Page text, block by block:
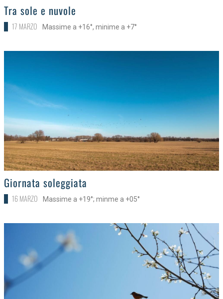
>
Tra sole e nuvole
17 MARZO Massime a +16°, minime a +7°
>
Giornata soleggiata
16 MARZO Massime a +19°; minme a +05°